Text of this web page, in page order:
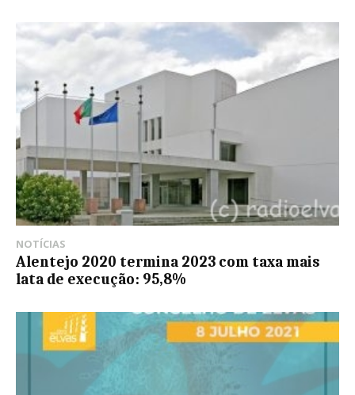
NOTÍCIAS
Alentejo 2020 termina 2023 com taxa mais
lata de execução: 95,8%